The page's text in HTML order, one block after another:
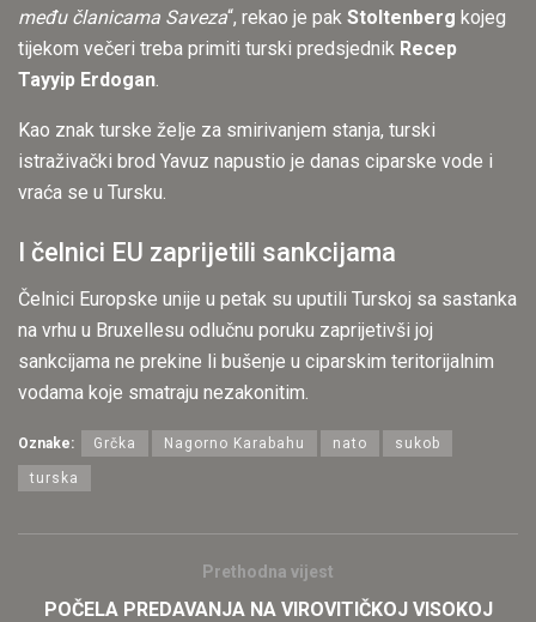
među članicama Saveza“, rekao je pak Stoltenberg kojeg
tijekom večeri treba primiti turski predsjednik Recep
Tayyip Erdogan.
Kao znak turske želje za smirivanjem stanja, turski
istraživački brod Yavuz napustio je danas ciparske vode i
vraća se u Tursku.
I čelnici EU zaprijetili sankcijama
Čelnici Europske unije u petak su uputili Turskoj sa sastanka
na vrhu u Bruxellesu odlučnu poruku zaprijetivši joj
sankcijama ne prekine li bušenje u ciparskim teritorijalnim
vodama koje smatraju nezakonitim.
Oznake: Grčka Nagorno Karabahu nato sukob
turska
Prethodna vijest
POČELA PREDAVANJA NA VIROVITIČKOJ VISOKOJ